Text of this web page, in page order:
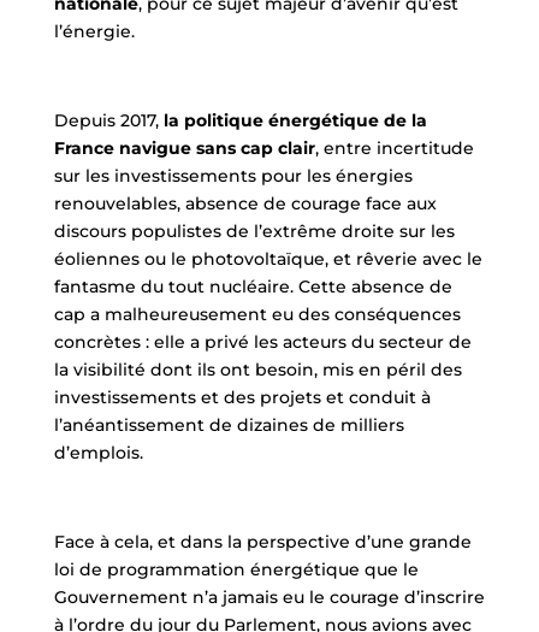
l’énergie.
Depuis 2017, la politique énergétique de la
France navigue sans cap clair, entre incertitude
sur les investissements pour les énergies
renouvelables, absence de courage face aux
discours populistes de l’extrême droite sur les
éoliennes ou le photovoltaïque, et rêverie avec le
fantasme du tout nucléaire. Cette absence de
cap a malheureusement eu des conséquences
concrètes : elle a privé les acteurs du secteur de
la visibilité dont ils ont besoin, mis en péril des
investissements et des projets et conduit à
l’anéantissement de dizaines de milliers
d’emplois.
Face à cela, et dans la perspective d’une grande
loi de programmation énergétique que le
Gouvernement n’a jamais eu le courage d’inscrire
à l’ordre du jour du Parlement, nous avions avec